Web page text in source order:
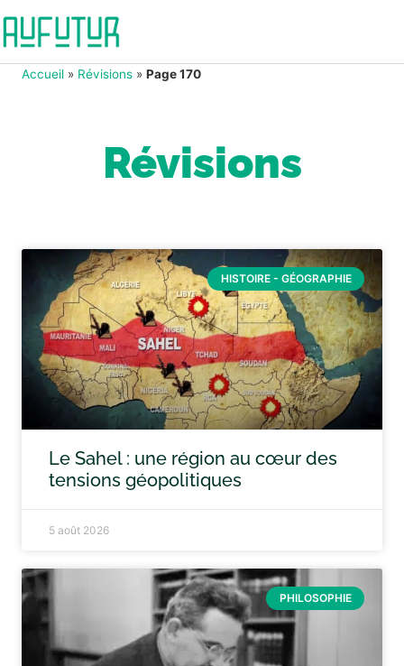
Accueil » Révisions » Page 170
Révisions
HISTOIRE - GÉOGRAPHIE
Le Sahel : une région au cœur des
tensions géopolitiques
5 août 2026
PHILOSOPHIE